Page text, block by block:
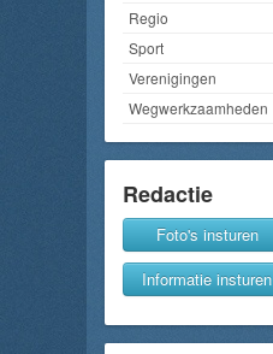
Regio
Sport
Verenigingen
Wegwerkzaamheden
Redactie
Foto's insturen
Informatie insturen